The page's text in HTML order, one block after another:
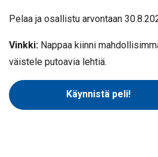
Pelaa ja osallistu arvontaan
Vinkki: Nappaa kiinni
väistele putoavia lehtiä.
Käynnistä peli!